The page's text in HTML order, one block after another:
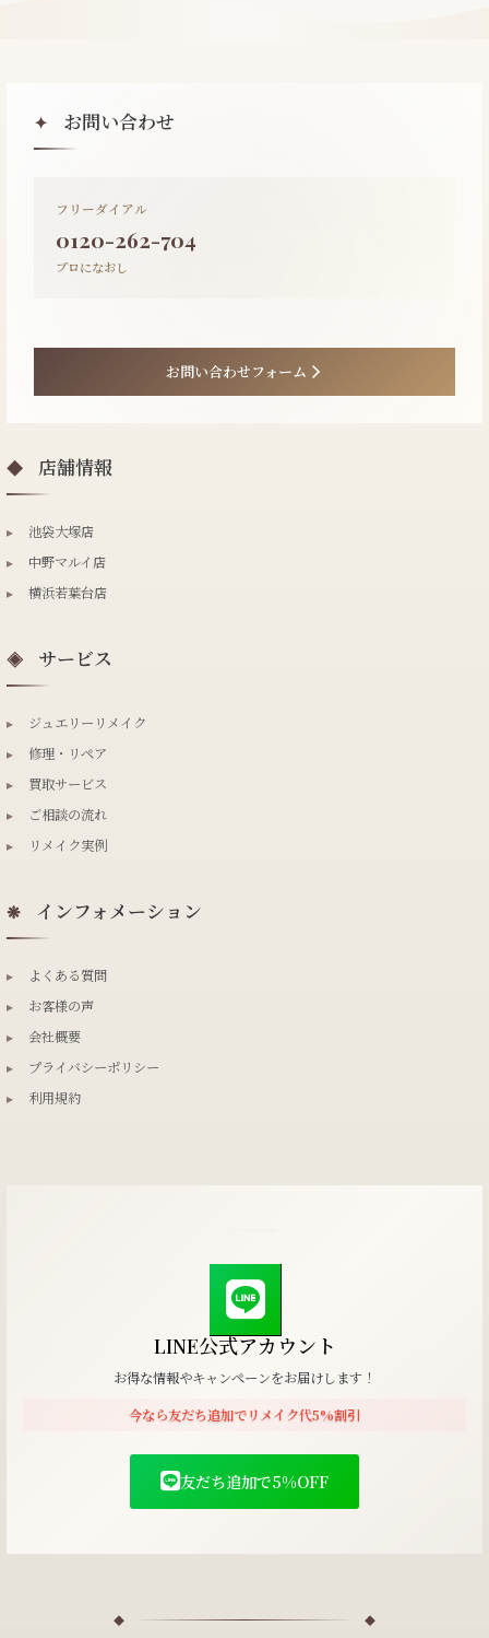
✦ お問い合わせ
フリーダイアル
0120-262-704
プロになおし
お問い合わせフォーム
◆ 店舗情報
▸
池袋大塚店
▸
中野マルイ店
▸
横浜若葉台店
◈ サービス
▸
ジュエリーリメイク
▸
修理・リペア
▸
買取サービス
▸
ご相談の流れ
▸
リメイク実例
❋ インフォメーション
▸
よくある質問
▸
お客様の声
▸
会社概要
▸
プライバシーポリシー
▸
利用規約
LINE公式アカウント
お得な情報やキャンペーンをお届けします！
今なら友だち追加でリメイク代5%割引
友だち追加で5%OFF